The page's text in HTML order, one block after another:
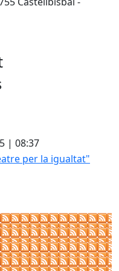
| 08:37
per la igualtat"